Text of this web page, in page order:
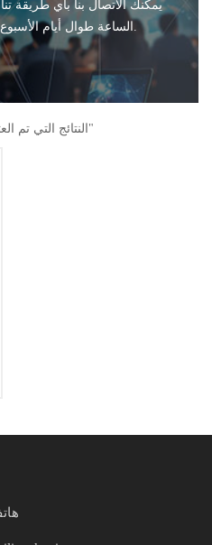
يمكنك الاتصال بنا بأي طريقة
الساعة طوال أيام الأسبوع عبر البريد الإلكتروني أو الهاتف.
1 النتائج التي تم العثور عليها ل "حامي لحظات الفيلم"